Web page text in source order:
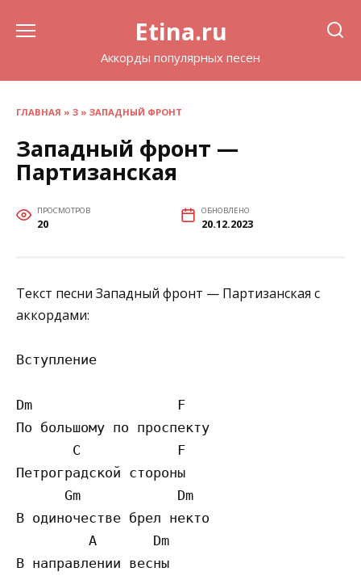
Etina.ru
Аккорды популярных песен
ГЛАВНАЯ » З » ЗАПАДНЫЙ ФРОНТ
Западный фронт —
Партизанская
ПРОСМОТРОВ
20
ОБНОВЛЕНО
20.12.2023
Текст песни Западный фронт — Партизанская с
аккордами:
Вступление
Dm                  F
По большому по проспекту
       C            F
Петроградской стороны
      Gm            Dm
В одиночестве брел некто
         A       Dm
В направлении весны